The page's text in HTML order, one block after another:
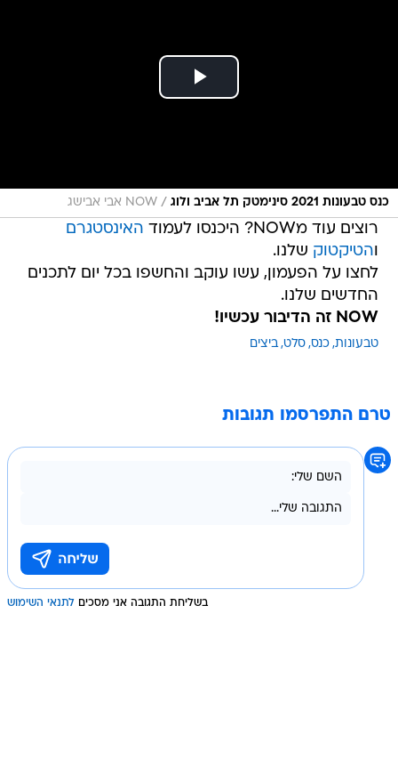
כנס טבעונות 2021 סינימטק תל אביב ולוג / NOW אבי אבישג
רוצים עוד מNOW? היכנסו לעמוד
האינסטגרם
והטיקטוק שלנו.
לחצו על הפעמון, עשו עוקב והחשפו בכל יום לתכנים
החדשים שלנו.
NOW זה הדיבור עכשיו!
טבעונות כנס סלט ביצים
טרם התפרסמו תגובות
בשליחת התגובה אני מסכים לתנאי השימוש